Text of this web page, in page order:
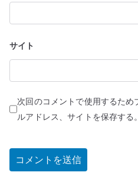
サイト
次回のコメントで使用するた
ルアドレス、サイトを保存する。